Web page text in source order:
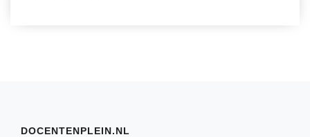
DOCENTENPLEIN.NL